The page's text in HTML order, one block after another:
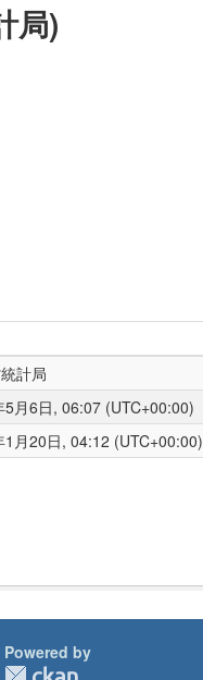
局)
計局
5月6日, 06:07 (UTC+00:00)
1月20日, 04:12 (UTC+00:00)
Powered by